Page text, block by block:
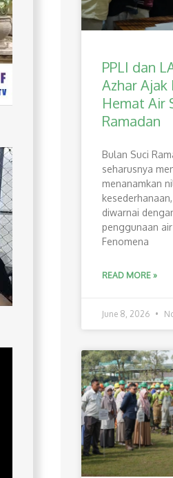
PPLI dan
Azhar
Hemat Air
Ramadan
Bulan Suci
seharusnya
menanamkan
diwarnai
penggunaan
Fenomena
READ MORE »
June 8, 2026